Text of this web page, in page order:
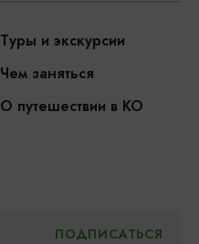
Туры и экскурсии
Чем заняться
О путешествии в КО